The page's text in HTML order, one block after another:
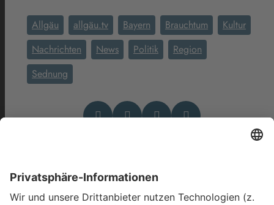
Allgäu allgäu.tv Bayern Brauchtum
Kultur
Nachrichten
News Politik
Region
Sednung
Das könnte Dich auch